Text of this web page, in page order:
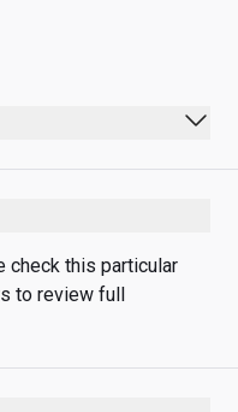
04:00 - 21:30
04:00 - 21:30
04:00 - 21:30
check this particular
to review full